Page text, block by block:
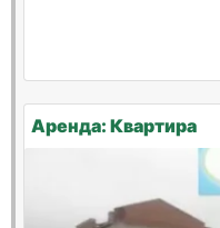
Аренда: Квартира